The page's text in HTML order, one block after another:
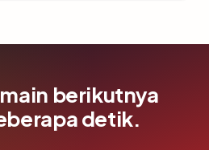
berikutnya
detik.